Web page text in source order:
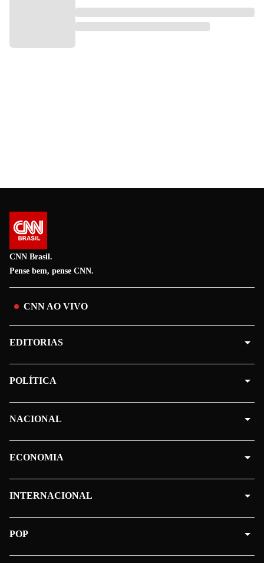
CNN Brasil.
Pense bem, pense CNN.
CNN AO VIVO
EDITORIAS
POLÍTICA
NACIONAL
ECONOMIA
INTERNACIONAL
POP